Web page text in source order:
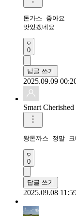
돈가스 좋아요
맛있겠네요
0
답글 쓰기
2025.09.09
Smart
왕돈까스 정말
0
답글 쓰기
2025.09.08